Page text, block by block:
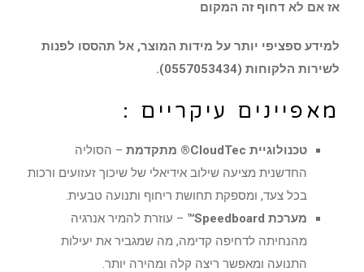
אז אם לא דחוף זה המקום
למידע ספציפי יותר על מידות המוצר, אל תהססו לפנות
לשירות הלקוחות (0557053434).
מאפיינים עיקריים :
טכנולוגיית CloudTec® מתקדמת
– הסוליה
החדשנית מציעה שילוב אידיאלי של שיכוך זעזועים ורכות
בכל צעד, ומספקת תחושת ריחוף ותנועה טבעית.
מערכת Speedboard™
– עוזרת להמיר אנרגיה
מהנחיתה לדחיפה קדימה, מה שמגביר את יעילות
התנועה ומאפשר ריצה קלה ומהירה יותר.